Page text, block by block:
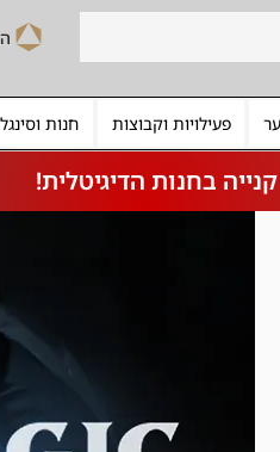
פעילויות וקבוצות חנות
בחנות הדיגיטלית!